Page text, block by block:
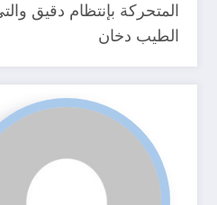
المتحركة بإنتظام دقيق
الطيب دخان